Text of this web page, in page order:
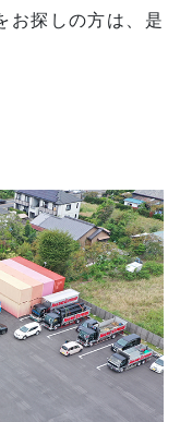
お探しの方は、是